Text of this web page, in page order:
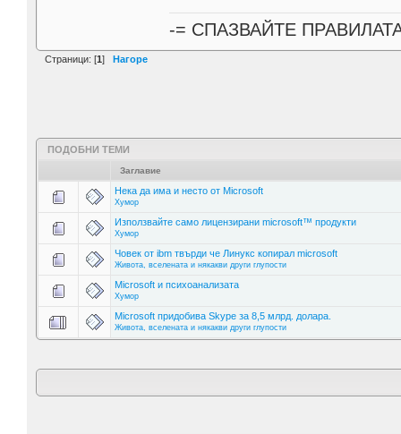
-= СПАЗВАЙТЕ
Страници: [1] Нагоре
ПОДОБНИ ТЕМИ
Заглавие
Нека да има и несто от Microsoft
Хумор
Използвайте само лицензирани microsoft™ продукти
Хумор
Човек от ibm твърди че Линукс копирал microsoft
Живота, вселената и някакви други глупости
Microsoft и психоанализата
Хумор
Microsoft придобива Skype за 8,5 млрд. долара.
Живота, вселената и някакви други глупости